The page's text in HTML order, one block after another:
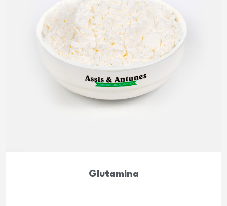
Glutamina